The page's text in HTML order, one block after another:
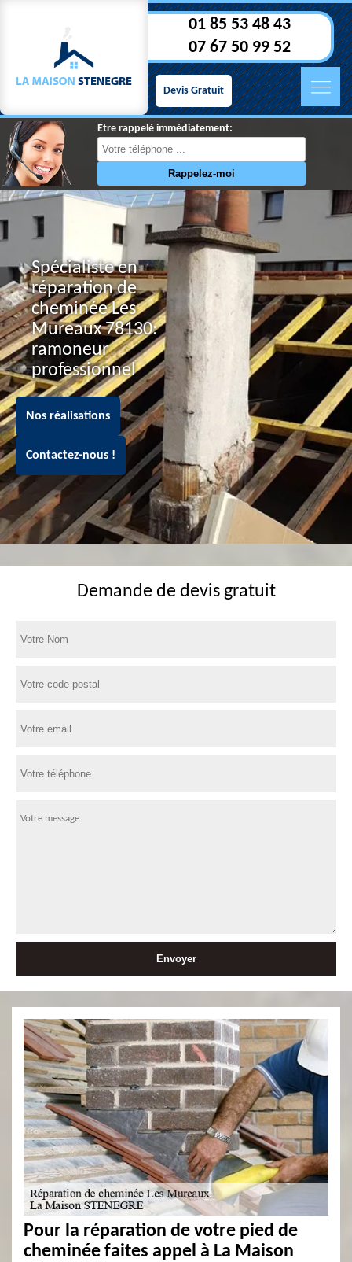
01 85 53 48 43
07 67 50 99 52
Devis Gratuit
Etre rappelé immédiatement:
Spécialiste en
réparation de
cheminée Les
Mureaux 78130:
ramoneur
professionnel
Nos réalisations
Contactez-nous !
Demande de devis gratuit
Pour la réparation de votre pied de
cheminée faites appel à La Maison